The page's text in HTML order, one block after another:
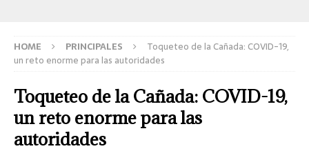
HOME PRINCIPALES
Toqueteo de la Cañada: COVID-19,
un reto enorme para las autoridades
Toqueteo de la Cañada: COVID-19,
un reto enorme para las
autoridades